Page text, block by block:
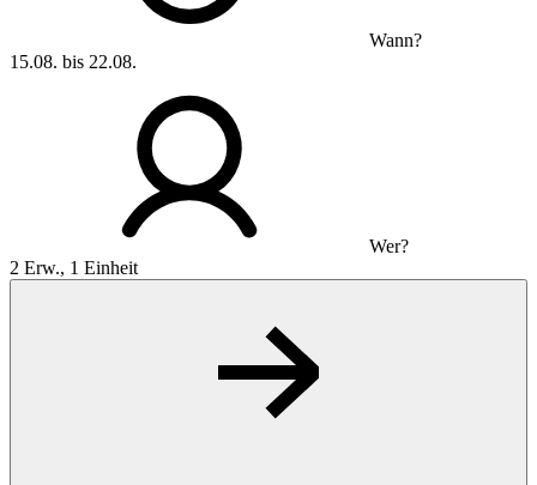
Wann?
15.08. bis 22.08.
Wer?
2 Erw., 1 Einheit